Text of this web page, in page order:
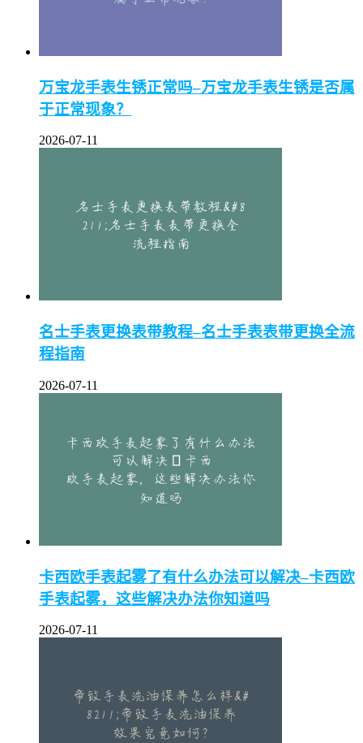
万宝龙手表生锈正常吗–万宝龙手表生锈是否属
于正常现象？
2026-07-11
名士手表更换表带教程–名士手表表带更换全流
程指南
2026-07-11
卡西欧手表起雾了有什么办法可以解决–卡西欧
手表起雾，这些解决办法你知道吗
2026-07-11